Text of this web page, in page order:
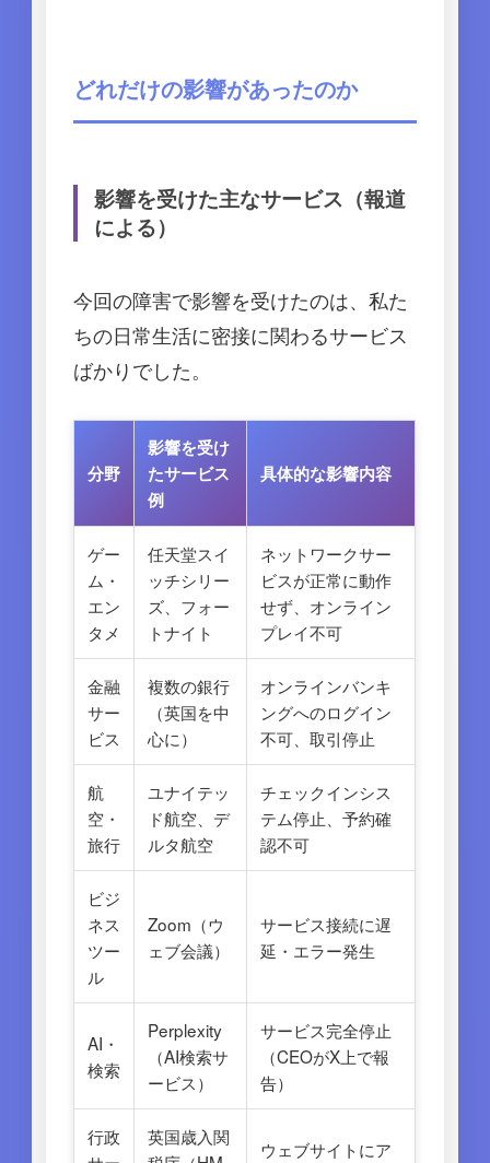
どれだけの影響があったのか
影響を受けた主なサービス（報道
による）
今回の障害で影響を受けたのは、私た
ちの日常生活に密接に関わるサービス
ばかりでした。
分野
影響を受け
たサービス
例
具体的な影響内容
ゲー
ム・
エン
タメ
任天堂スイ
ッチシリー
ズ、フォー
トナイト
ネットワークサー
ビスが正常に動作
せず、オンライン
プレイ不可
金融
サー
ビス
複数の銀行
（英国を中
心に）
オンラインバンキ
ングへのログイン
不可、取引停止
航
空・
旅行
ユナイテッ
ド航空、デ
ルタ航空
チェックインシス
テム停止、予約確
認不可
ビジ
ネス
ツー
ル
Zoom（ウ
ェブ会議）
サービス接続に遅
延・エラー発生
AI・
検索
Perplexity
（AI検索サ
ービス）
サービス完全停止
（CEOがX上で報
告）
行政
英国歳入関
ウェブサイトにア